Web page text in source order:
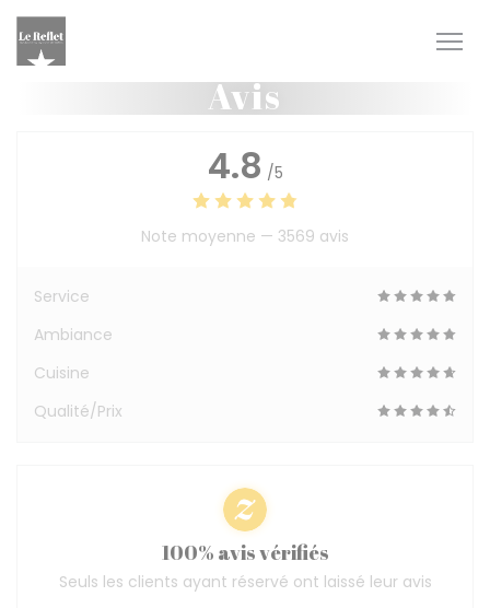
Personnalisation de vos choix en matière de cookies
Avis
4.8 /5
Note moyenne — 3569 avis
Service
Ambiance
Cuisine
Qualité/Prix
100% avis vérifiés
Seuls les clients ayant réservé ont laissé leur avis